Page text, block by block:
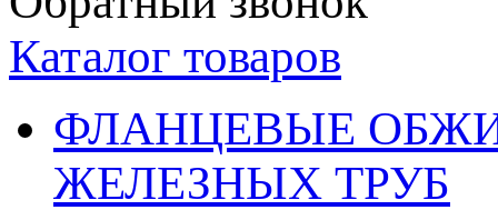
Каталог товаров
ФЛАНЦЕВЫЕ
ЖЕЛЕЗНЫХ ТРУБ